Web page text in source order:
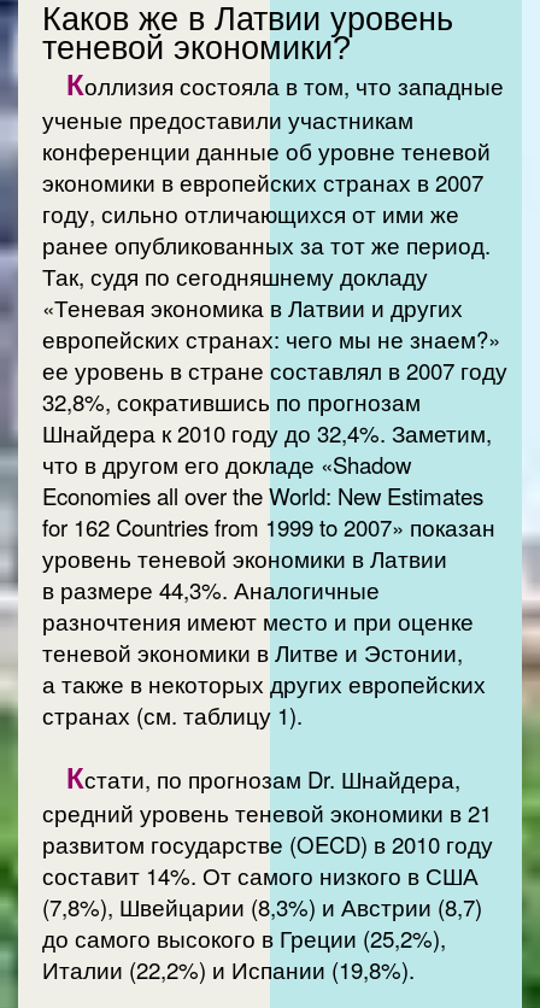
Каков же в Латвии уровень
теневой экономики?
Коллизия состояла в том, что западные
ученые предоставили участникам
конференции данные об уровне теневой
экономики в европейских странах в 2007
году, сильно отличающихся от ими же
ранее опубликованных за тот же период.
Так, судя по сегодняшнему докладу
«Теневая экономика в Латвии и других
европейских странах: чего мы не знаем?»
ее уровень в стране составлял в 2007 году
32,8%, сократившись по прогнозам
Шнайдера к 2010 году до 32,4%. Заметим,
что в другом его докладе «Shadow
Economies all over the World: New Estimates
for 162 Countries from 1999 to 2007» показан
уровень теневой экономики в Латвии
в размере 44,3%. Аналогичные
разночтения имеют место и при оценке
теневой экономики в Литве и Эстонии,
а также в некоторых других европейских
странах (см. таблицу 1).
Кстати, по прогнозам Dr. Шнайдера,
средний уровень теневой экономики в 21
развитом государстве (OECD) в 2010 году
составит 14%. От самого низкого в США
(7,8%), Швейцарии (8,3%) и Австрии (8,7)
до самого высокого в Греции (25,2%),
Италии (22,2%) и Испании (19,8%).